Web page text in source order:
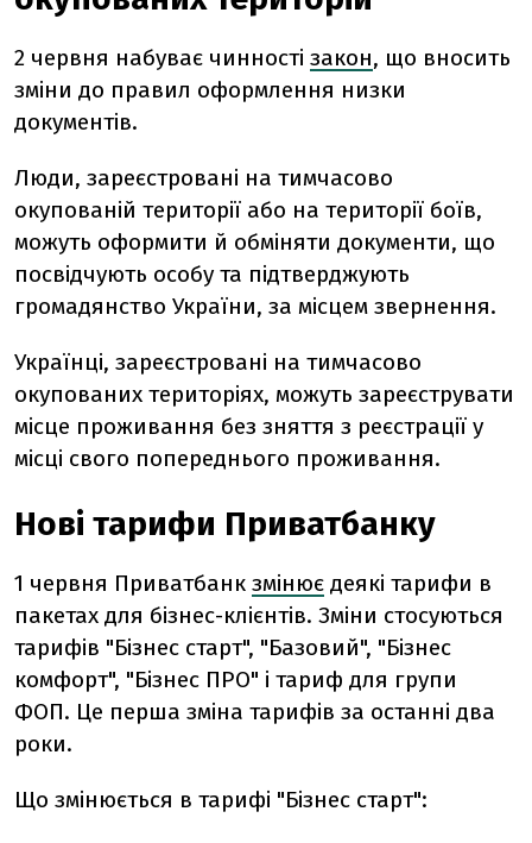
2 червня набуває чинності закон, що вносить
зміни до правил оформлення низки
документів.
Люди, зареєстровані на тимчасово
окупованій території або на території боїв,
можуть оформити й обміняти документи, що
посвідчують особу та підтверджують
громадянство України, за місцем звернення.
Українці, зареєстровані на тимчасово
окупованих територіях, можуть зареєструвати
місце проживання без зняття з реєстрації у
місці свого попереднього проживання.
Нові тарифи Приватбанку
1 червня Приватбанк змінює деякі тарифи в
пакетах для бізнес-клієнтів. Зміни стосуються
тарифів "Бізнес старт", "Базовий", "Бізнес
комфорт", "Бізнес ПРО" і тариф для групи
ФОП. Це перша зміна тарифів за останні два
роки.
Що змінюється в тарифі "Бізнес старт":